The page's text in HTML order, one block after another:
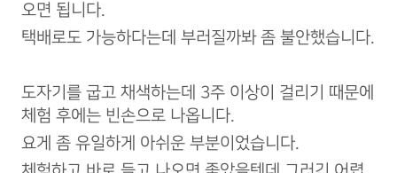
오면 됩니다.
택배로도 가능하다는데 부러질까봐 좀 불안했습니다.
도자기를 굽고 채색하는데 3주 이상이 걸리기 때문에
체험 후에는 빈손으로 나옵니다.
요게 좀 유일하게 아쉬운 부분이었습니다.